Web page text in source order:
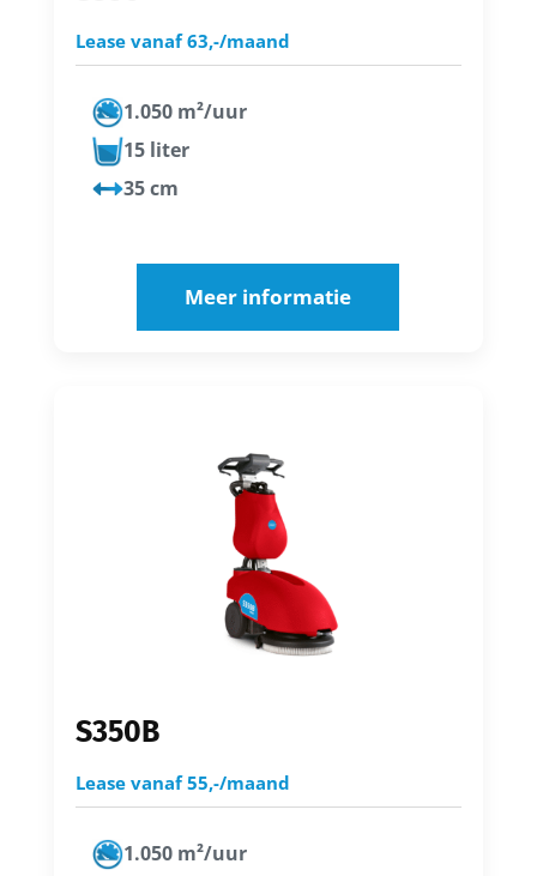
Lease vanaf 63,-/maand
1.050 m²/uur
15 liter
35 cm
Meer informatie
S350B
Lease vanaf 55,-/maand
1.050 m²/uur